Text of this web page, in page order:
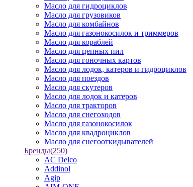
Масло для гидроциклов
Масло для грузовиков
Масло для комбайнов
Масло для газонокосилок и триммеров
Масло для кораблей
Масло для цепных пил
Масло для гоночных картов
Масло для лодок, катеров и гидроциклов
Масло для поездов
Масло для скутеров
Масло для лодок и катеров
Масло для тракторов
Масло для снегоходов
Масло для газонокосилок
Масло для квадроциклов
Масло для снегооткидывателей
Бренды(250)
AC Delco
Addinol
Agip